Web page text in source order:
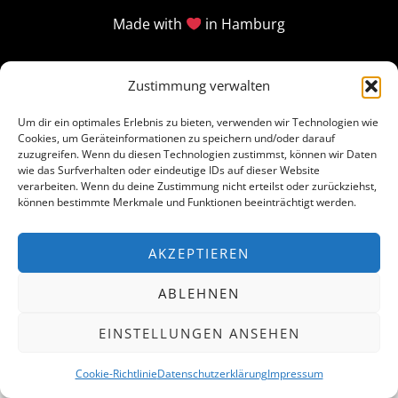
Zustimmung verwalten
Um dir ein optimales Erlebnis zu bieten, verwenden wir Technologien wie
Cookies, um Geräteinformationen zu speichern und/oder darauf
zuzugreifen. Wenn du diesen Technologien zustimmst, können wir Daten
wie das Surfverhalten oder eindeutige IDs auf dieser Website
verarbeiten. Wenn du deine Zustimmung nicht erteilst oder zurückziehst,
können bestimmte Merkmale und Funktionen beeinträchtigt werden.
AKZEPTIEREN
ABLEHNEN
EINSTELLUNGEN ANSEHEN
Cookie-RichtlinieDatenschutzerklärungImpressum
Made with in Hamburg